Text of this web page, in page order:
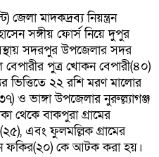
মাদকদ্রব্য নিয়ন্ত্রন
সঙ্গীয় ফোর্স নিয়ে দুপুর
সদরপুর উপজেলার সদর
বেপারীর পুত্র খোকন বেপারী(৪০)
২২ রশি মরণ মালোর
ও ভাঙ্গা উপজেলার নুরুল্ল্যাগঞ্জ
থেকে বাকপুরা গ্রামের
এবং ফুলমল্লিক গ্রামের
ফকির(২০) কে আটক করা হয়।